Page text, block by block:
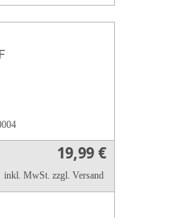
19,99 €
inkl. MwSt. zzgl. Versand